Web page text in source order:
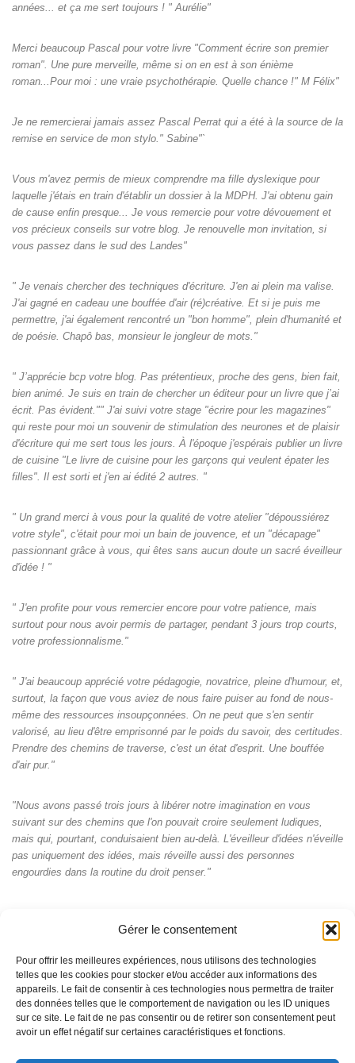
Gérer le consentement
Pour offrir les meilleures expériences, nous utilisons des technologies
telles que les cookies pour stocker et/ou accéder aux informations des
appareils. Le fait de consentir à ces technologies nous permettra de traiter
des données telles que le comportement de navigation ou les ID uniques
sur ce site. Le fait de ne pas consentir ou de retirer son consentement peut
avoir un effet négatif sur certaines caractéristiques et fonctions.
années... et ça me sert toujours ! " Aurélie"
Merci beaucoup Pascal pour votre livre "Comment écrire son premier
roman". Une pure merveille, même si on en est à son énième
roman...Pour moi : une vraie psychothérapie. Quelle chance !" M Félix"
Je ne remercierai jamais assez Pascal Perrat qui a été à la source de la
remise en service de mon stylo." Sabine"`
Vous m'avez permis de mieux comprendre ma fille dyslexique pour
laquelle j'étais en train d'établir un dossier à la MDPH. J'ai obtenu gain
de cause enfin presque... Je vous remercie pour votre dévouement et
vos précieux conseils sur votre blog. Je renouvelle mon invitation, si
vous passez dans le sud des Landes"
" Je venais chercher des techniques d'écriture. J'en ai plein ma valise.
J'ai gagné en cadeau une bouffée d'air (ré)créative. Et si je puis me
permettre, j'ai également rencontré un "bon homme", plein d'humanité et
de poésie. Chapô bas, monsieur le jongleur de mots."
" J’apprécie bcp votre blog. Pas prétentieux, proche des gens, bien fait,
bien animé. Je suis en train de chercher un éditeur pour un livre que j’ai
écrit. Pas évident."" J'ai suivi votre stage "écrire pour les magazines"
qui reste pour moi un souvenir de stimulation des neurones et de plaisir
d'écriture qui me sert tous les jours. À l'époque j'espérais publier un livre
de cuisine "Le livre de cuisine pour les garçons qui veulent épater les
filles". Il est sorti et j'en ai édité 2 autres. "
" Un grand merci à vous pour la qualité de votre atelier "dépoussiérez
votre style", c'était pour moi un bain de jouvence, et un "décapage"
passionnant grâce à vous, qui êtes sans aucun doute un sacré éveilleur
d'idée ! "
" J'en profite pour vous remercier encore pour votre patience, mais
surtout pour nous avoir permis de partager, pendant 3 jours trop courts,
votre professionnalisme."
" J'ai beaucoup apprécié votre pédagogie, novatrice, pleine d'humour, et,
surtout, la façon que vous aviez de nous faire puiser au fond de nous-
même des ressources insoupçonnées. On ne peut que s'en sentir
valorisé, au lieu d'être emprisonné par le poids du savoir, des certitudes.
Prendre des chemins de traverse, c'est un état d'esprit. Une bouffée
d'air pur."
"Nous avons passé trois jours à libérer notre imagination en vous
suivant sur des chemins que l'on pouvait croire seulement ludiques,
mais qui, pourtant, conduisaient bien au-delà. L'éveilleur d'idées n'éveille
pas uniquement des idées, mais réveille aussi des personnes
engourdies dans la routine du droit penser."